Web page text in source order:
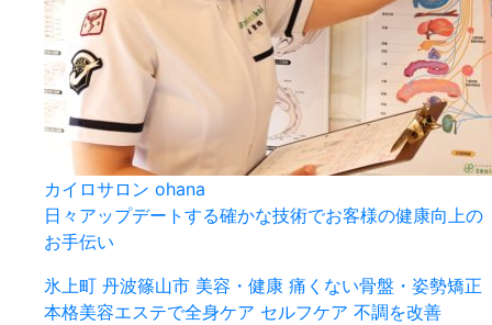
カイロサロン ohana
日々アップデートする確かな技術でお客様の健康向上の
お手伝い
氷上町 丹波篠山市 美容・健康 痛くない骨盤・姿勢矯正
本格美容エステで全身ケア セルフケア 不調を改善